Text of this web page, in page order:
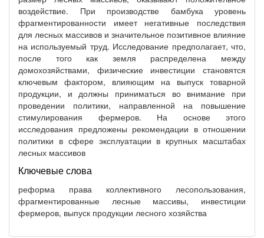
воздействие. При производстве бамбука уровень
фрагментированности имеет негативные последствия
для лесных массивов и значительное позитивное влияние
на используемый труд. Исследование предполагает, что,
после того как земля распределена между
домохозяйствами, физические инвестиции становятся
ключевым фактором, влияющим на выпуск товарной
продукции, и должны приниматься во внимание при
проведении политики, направленной на повышение
стимулирования фермеров. На основе этого
исследования предложены рекомендации в отношении
политики в сфере эксплуатации в крупных масштабах
лесных массивов
Ключевые слова
реформа права коллективного лесопользования,
фрагментированные лесные массивы, инвестиции
фермеров, выпуск продукции лесного хозяйства